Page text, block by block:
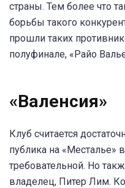
страны. Тем более что
борьбы такого
прошли таких
полуфинале, «Райо
«Валенсия»
Клуб считается
публика на «Месталье»
требовательной. Но
владелец, Питер Лим.